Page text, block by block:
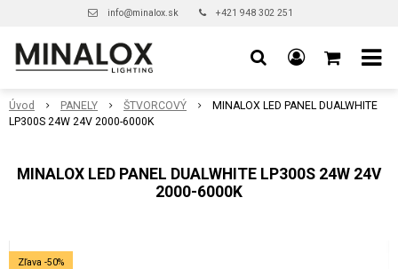
info@minalox.sk +421 948 302 251
Úvod PANELY ŠTVORCOVÝ
MINALOX LED PANEL DUALWHITE
LP300S 24W 24V 2000-6000K
MINALOX LED PANEL DUALWHITE LP300S 24W 24V
2000-6000K
Zľava -50%